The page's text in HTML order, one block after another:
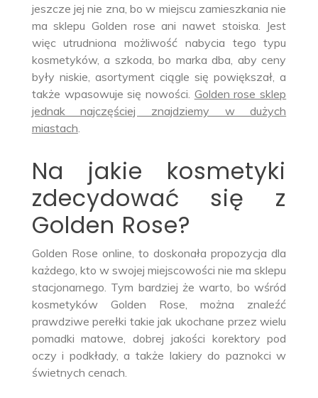
jeszcze jej nie zna, bo w miejscu zamieszkania nie
ma sklepu Golden rose ani nawet stoiska. Jest
więc utrudniona możliwość nabycia tego typu
kosmetyków, a szkoda, bo marka dba, aby ceny
były niskie, asortyment ciągle się powiększał, a
także wpasowuje się nowości. Golden rose sklep
jednak najczęściej znajdziemy w dużych
miastach
Na jakie kosmetyki
zdecydować się z
Golden Rose?
Golden Rose online, to doskonała propozycja dla
każdego, kto w swojej miejscowości nie ma sklepu
stacjonarnego. Tym bardziej że warto, bo wśród
kosmetyków Golden Rose, można znaleźć
prawdziwe perełki takie jak ukochane przez wielu
pomadki matowe, dobrej jakości korektory pod
oczy i podkłady, a także lakiery do paznokci w
świetnych cenach.